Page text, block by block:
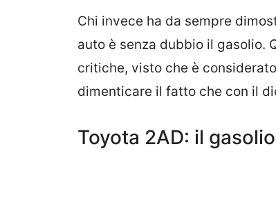
Chi invece ha da sempre
auto è senza dubbio il gasolio.
critiche, visto che è
dimenticare il fatto che con il
Toyota 2AD: il